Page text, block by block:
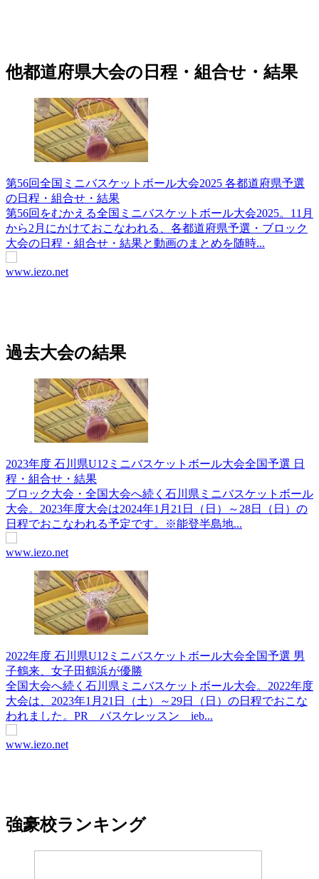
他都道府県大会の日程・組合せ・結果
第56回全国ミニバスケットボール大会2025 各都道府県予選
の日程・組合せ・結果
第56回をむかえる全国ミニバスケットボール大会2025。11月
から2月にかけておこなわれる、各都道府県予選・ブロック
大会の日程・組合せ・結果と動画のまとめを随時...
www.iezo.net
過去大会の結果
2023年度 石川県U12ミニバスケットボール大会全国予選 日
程・組合せ・結果
ブロック大会・全国大会へ続く石川県ミニバスケットボール
大会。2023年度大会は2024年1月21日（日）～28日（日）の
日程でおこなわれる予定です。※能登半島地...
www.iezo.net
2022年度 石川県U12ミニバスケットボール大会全国予選 男
子鶴来、女子田鶴浜が優勝
全国大会へ続く石川県ミニバスケットボール大会。2022年度
大会は、2023年1月21日（土）～29日（日）の日程でおこな
われました。PR バスケレッスン ieb...
www.iezo.net
強豪校ランキング